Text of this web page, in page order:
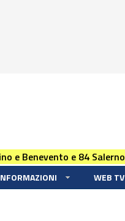
e Benevento e 84 Salerno
WEB TV